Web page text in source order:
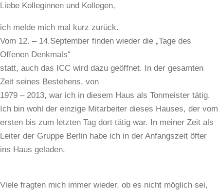
Liebe Kolleginnen und Kollegen,
ich melde mich mal kurz zurück.
Vom 12. – 14.September finden wieder die „Tage des
Offenen Denkmals“
statt, auch das ICC wird dazu geöffnet. In der gesamten
Zeit seines Bestehens, von
1979 – 2013, war ich in diesem Haus als Tonmeister tätig.
Ich bin wohl der einzige Mitarbeiter dieses Hauses, der vom
ersten bis zum letzten Tag dort tätig war. In meiner Zeit als
Leiter der Gruppe Berlin habe ich in der Anfangszeit öfter
ins Haus geladen.
Viele fragten mich immer wieder, ob es nicht möglich sei,